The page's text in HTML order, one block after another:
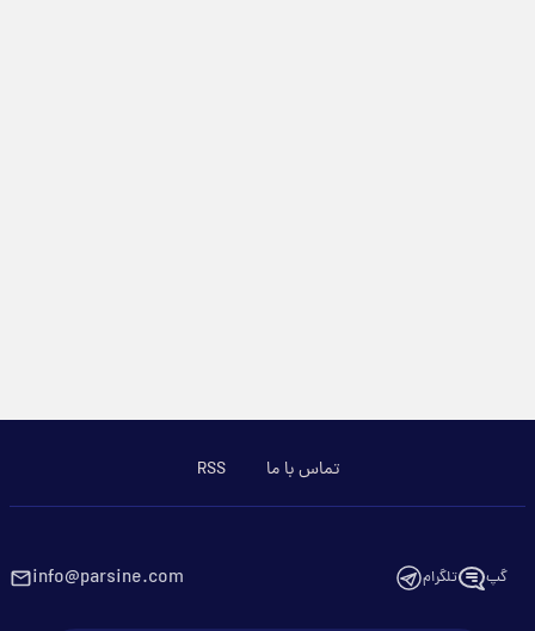
تماس با ما RSS
گپ تلگرام info@parsine.com